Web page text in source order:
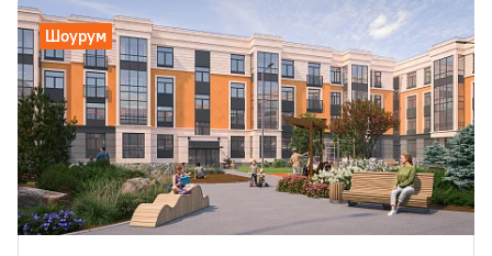
Шоурум